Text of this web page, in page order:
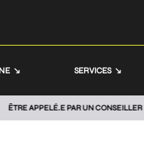
SERVICES
PAR UN CONSEILLER